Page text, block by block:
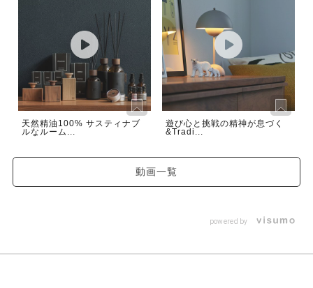
天然精油100% サスティナブ
ルなルーム...
遊び心と挑戦の精神が息づく
&Tradi...
動画一覧
powered by